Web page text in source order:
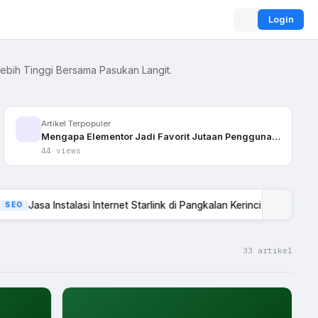
Login
Tinggi Bersama Pasukan Langit.
Artikel Terpopuler
Mengapa Elementor Jadi Favorit Jutaan Pengguna…
44 views
Internet Starlink di Pangkalan Kerinci·1 hour lalu
33 artikel